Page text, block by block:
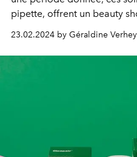
pipette, offrent un beauty
ultra rapides.
23.02.2024 by Géraldine